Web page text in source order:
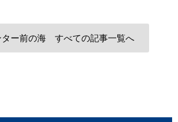
ター前の海 すべての記事一覧へ